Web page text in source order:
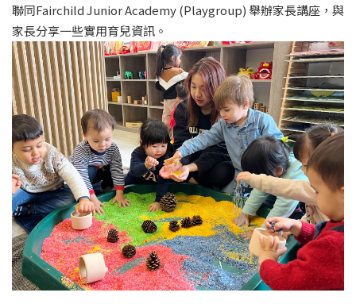
聯同Fairchild Junior Academy (Playgroup) 舉辦家長講座，與
家長分享一些實用育兒資訊。